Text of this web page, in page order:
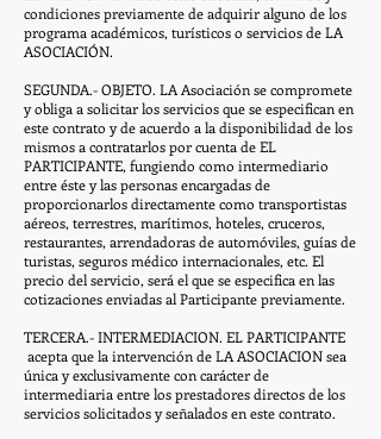
condiciones previamente de adquirir alguno de los
programa académicos, turísticos o servicios de LA
ASOCIACIÓN.
SEGUNDA.- OBJETO. LA Asociación se compromete
y obliga a solicitar los servicios que se especifican en
este contrato y de acuerdo a la disponibilidad de los
mismos a contratarlos por cuenta de EL
PARTICIPANTE, fungiendo como intermediario
entre éste y las personas encargadas de
proporcionarlos directamente como transportistas
aéreos, terrestres, marítimos, hoteles, cruceros,
restaurantes, arrendadoras de automóviles, guías de
turistas, seguros médico internacionales, etc. El
precio del servicio, será el que se especifica en las
cotizaciones enviadas al Participante previamente.
TERCERA.- INTERMEDIACION. EL PARTICIPANTE
acepta que la intervención de LA ASOCIACION sea
única y exclusivamente con carácter de
intermediaria entre los prestadores directos de los
servicios solicitados y señalados en este contrato.